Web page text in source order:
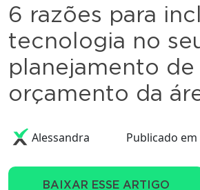
6 razões para
tecnologia no
planejamento de
orçamento da
Alessandra Publicado
BAIXAR ESSE ARTIGO